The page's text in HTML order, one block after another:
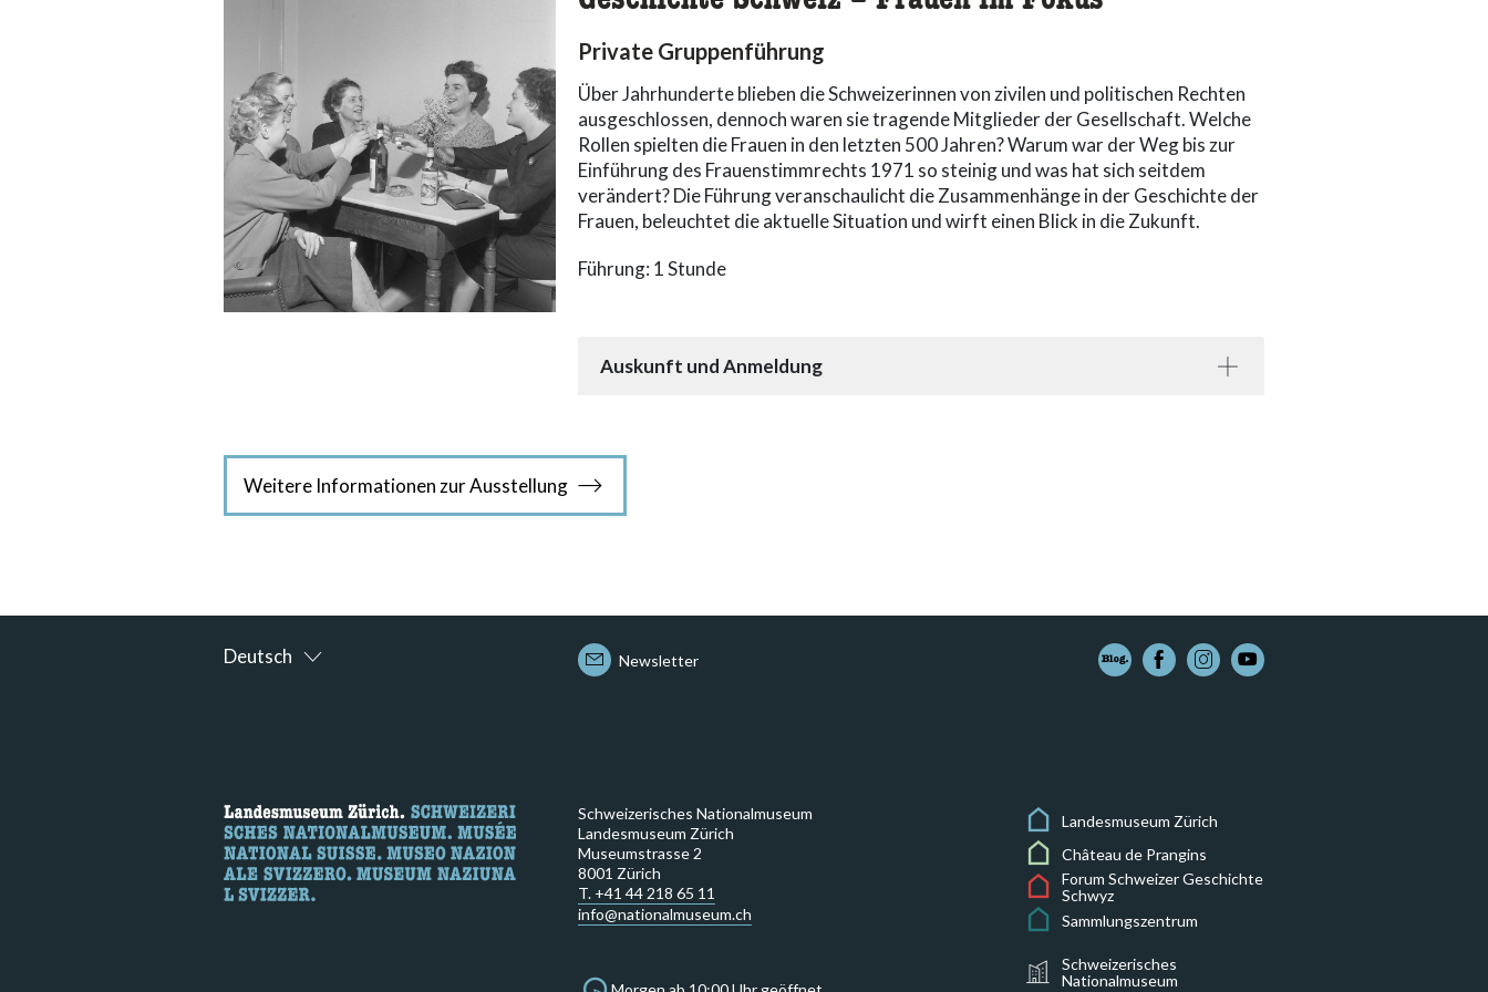
Private Gruppenführung
Über Jahrhunderte blieben die Schweizerinnen von zivilen und politischen Rechten
ausgeschlossen, dennoch waren sie tragende Mitglieder der Gesellschaft. Welche
Rollen spielten die Frauen in den letzten 500 Jahren? Warum war der Weg bis zur
Einführung des Frauenstimmrechts 1971 so steinig und was hat sich seitdem
verändert? Die Führung veranschaulicht die Zusammenhänge in der Geschichte der
Frauen, beleuchtet die aktuelle Situation und wirft einen Blick in die Zukunft.
Führung: 1 Stunde
Auskunft und Anmeldung
Weitere Informationen zur Ausstellung
Deutsch Newsletter
Schweizerisches Nationalmuseum
Landesmuseum Zürich
Museumstrasse 2
8001 Zürich
T. +41 44 218 65 11
info@nationalmuseum.ch
Landesmuseum Zürich
Château de Prangins
Forum Schweizer Geschichte
Schwyz
Sammlungszentrum
Schweizerisches
Nationalmuseum